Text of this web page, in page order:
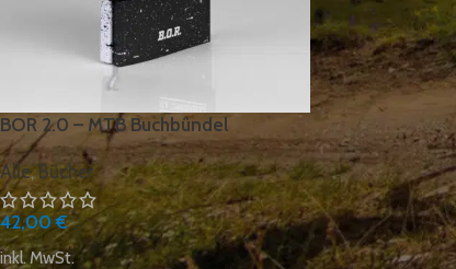
BOR 2.0 – MTB Buchbündel
Alle, Bücher
42,00€
inkl. MwSt.